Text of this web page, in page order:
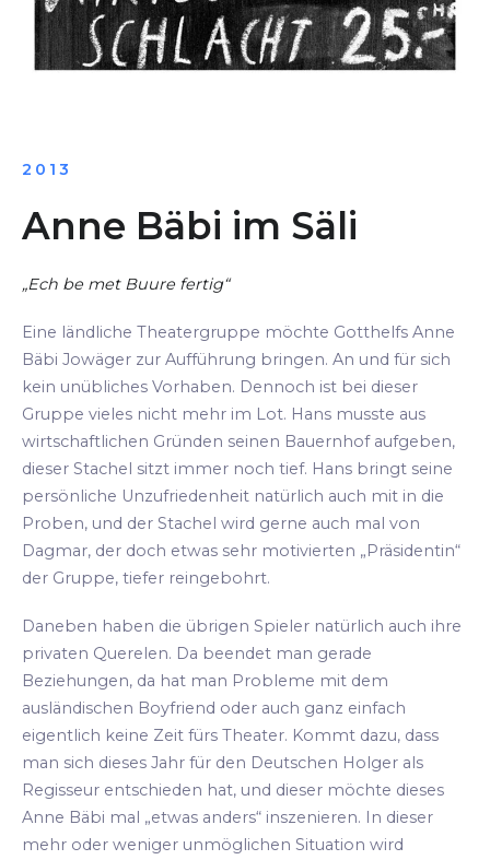
2013
Anne Bäbi im Säli
„Ech be met Buure fertig“
Eine ländliche Theatergruppe möchte Gotthelfs Anne
Bäbi Jowäger zur Aufführung bringen. An und für sich
kein unübliches Vorhaben. Dennoch ist bei dieser
Gruppe vieles nicht mehr im Lot. Hans musste aus
wirtschaftlichen Gründen seinen Bauernhof aufgeben,
dieser Stachel sitzt immer noch tief. Hans bringt seine
persönliche Unzufriedenheit natürlich auch mit in die
Proben, und der Stachel wird gerne auch mal von
Dagmar, der doch etwas sehr motivierten „Präsidentin“
der Gruppe, tiefer reingebohrt.
Daneben haben die übrigen Spieler natürlich auch ihre
privaten Querelen. Da beendet man gerade
Beziehungen, da hat man Probleme mit dem
ausländischen Boyfriend oder auch ganz einfach
eigentlich keine Zeit fürs Theater. Kommt dazu, dass
man sich dieses Jahr für den Deutschen Holger als
Regisseur entschieden hat, und dieser möchte dieses
Anne Bäbi mal „etwas anders“ inszenieren. In dieser
mehr oder weniger unmöglichen Situation wird